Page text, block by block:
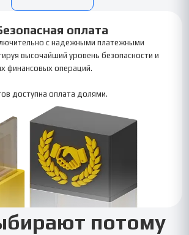
оплата
с надежными платежными
высочайший уровень безопасности и
финансовых операций.
доступна оплата долями.
потому